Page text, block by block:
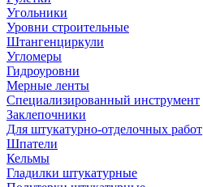
Угольники
Уровни строительные
Штангенциркули
Угломеры
Гидроуровни
Мерные ленты
Специализированный инструмент
Заклепочники
Для штукатурно-отделочных работ
Шпатели
Кельмы
Гладилки штукатурные